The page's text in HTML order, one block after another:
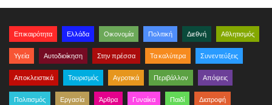
Επικαιρότητα Ελλάδα Οικονομία Πολιτική Διεθνή Αθλητισμός
Υγεία Αυτοδιοίκηση Στην πρέσσα Τα καλύτερα Συνεντεύξεις
Αποκλειστικά Τουρισμός Αγροτικά Περιβάλλον Απόψεις
Πολιτισμός Εργασία Άρθρα Γυναίκα Παιδί Διατροφή